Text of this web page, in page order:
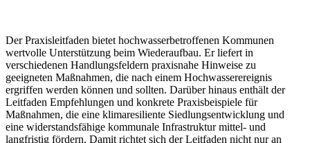
Der Praxisleitfaden bietet hochwasserbetroffenen Kommunen
wertvolle Unterstützung beim Wiederaufbau. Er liefert in
verschiedenen Handlungsfeldern praxisnahe Hinweise zu
geeigneten Maßnahmen, die nach einem Hochwasserereignis
ergriffen werden können und sollten. Darüber hinaus enthält der
Leitfaden Empfehlungen und konkrete Praxisbeispiele für
Maßnahmen, die eine klimaresiliente Siedlungsentwicklung und
eine widerstandsfähige kommunale Infrastruktur mittel- und
langfristig fördern. Damit richtet sich der Leitfaden nicht nur an